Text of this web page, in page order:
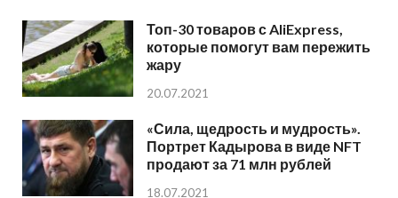
Топ-30 товаров с AliExpress,
которые помогут вам пережить
жару
20.07.2021
«Сила, щедрость и мудрость».
Портрет Кадырова в виде NFT
продают за 71 млн рублей
18.07.2021